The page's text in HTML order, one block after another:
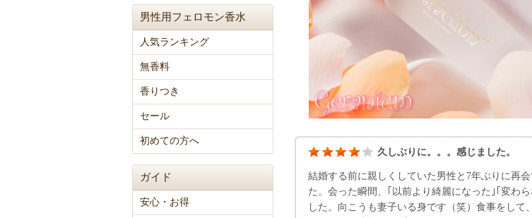
久しぶりに。。。感じました。
結婚する前に親しくしていた男性と7年ぶりに再
た。会った瞬間、｢以前より綺麗になった｣｢変わ
した。向こうも妻子いる身です（笑）食事をし
男性用フェロモン香水
人気ランキング
無香料
香りつき
セール
初めての方へ
ガイド
安心・お得